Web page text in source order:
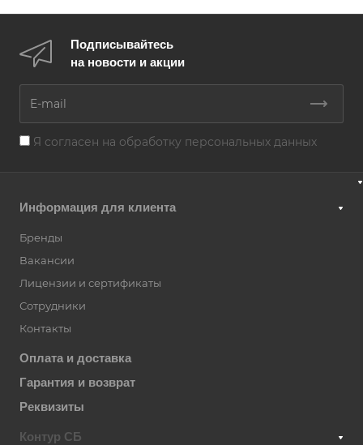
Подписывайтесь
на новости и акции
Я согласен на обработку персональных данных
Информация для клиента
Бренды
Вакансии
Лицензии и сертификаты
Сотрудники
Контакты
Оплата и доставка
Гарантия и возврат
Реквизиты
Контур СБ